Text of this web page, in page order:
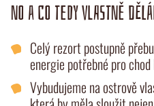
NO A CO TEDY VLASTNĚ
Celý rezort postupně
energie potřebné pro
Vybudujeme na ostrově